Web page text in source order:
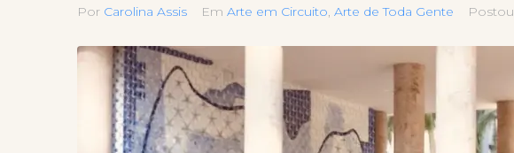
Por Carolina Assis Em Arte em Circuito, Arte de Toda Gente Postou